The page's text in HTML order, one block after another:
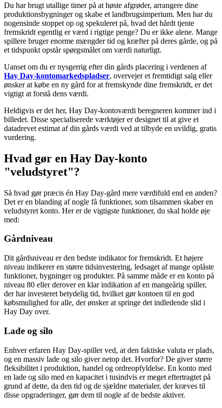
Du har brugt utallige timer på at høste afgrøder, arrangere dine
produktionsbygninger og skabe et landbrugsimperium. Men har du
nogensinde stoppet op og spekuleret på, hvad det hårdt tjente
fremskridt egentlig er værd i rigtige penge? Du er ikke alene. Mange
spillere bruger enorme mængder tid og kræfter på deres gårde, og på
et tidspunkt opstår spørgsmålet om værdi naturligt.
Uanset om du er nysgerrig efter din gårds placering i verdenen af
Hay Day-kontomarkedspladser, overvejer et fremtidigt salg eller
ønsker at købe en ny gård for at fremskynde dine fremskridt, er det
vigtigt at forstå dens værdi.
Heldigvis er det her, Hay Day-kontoværdi beregneren kommer ind i
billedet. Disse specialiserede værktøjer er designet til at give et
datadrevet estimat af din gårds værdi ved at tilbyde en uvildig, gratis
vurdering.
Hvad gør en Hay Day-konto
"veludstyret"?
Så hvad gør præcis én Hay Day-gård mere værdifuld end en anden?
Det er en blanding af nogle få funktioner, som tilsammen skaber en
veludstyret konto. Her er de vigtigste funktioner, du skal holde øje
med:
Gårdniveau
Dit gårdsniveau er den bedste indikator for fremskridt. Et højere
niveau indikerer en større tidsinvestering, ledsaget af mange oplåste
funktioner, bygninger og produkter. På samme måde er en konto på
niveau 80 eller derover en klar indikation af en mangeårig spiller,
der har investeret betydelig tid, hvilket gør kontoen til en god
købsmulighed for alle, der ønsker at springe det indledende slid i
Hay Day over.
Lade og silo
Enhver erfaren Hay Day-spiller ved, at den faktiske valuta er plads,
og en massiv lade og silo giver netop det. Hvorfor? De giver større
fleksibilitet i produktion, handel og ordreopfyldelse. En konto med
en lade og silo med en kapacitet i tusindvis er meget eftertragtet på
grund af dette, da den tid og de sjældne materialer, der kræves til
disse opgraderinger, gør dem til nogle af de bedste aktiver.